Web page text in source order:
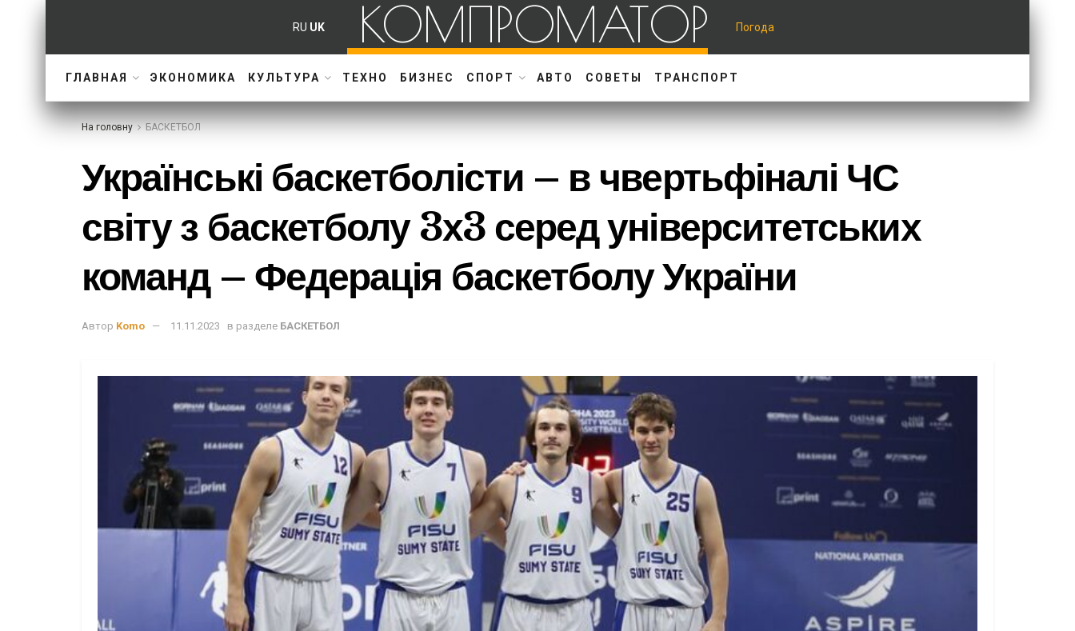
RU UK КОМПРОМАТОР Погода
ГЛАВНАЯ ЭКОНОМИКА КУЛЬТУРА ТЕХНО БИЗНЕС СПОРТ АВТО СОВЕТЫ ТРАНСПОРТ
На головну БАСКЕТБОЛ
Українські баскетболісти – в чвертьфіналі ЧС
світу з баскетболу 3х3 серед університетських
команд – Федерація баскетболу України
Автор Komo 11.11.2023 в разделе БАСКЕТБОЛ